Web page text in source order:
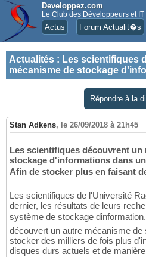
Developpez.com
Le Club des Développeurs et IT
Actus Forum Actualit�s
Actualités : Les scientifiques
mécanisme de stockage
Répondre à la
Stan Adkens, le 26/09/2018 à 21h45
Les scientifiques découvrent un
stockage d'informations dans
Afin de stocker plus en faisant de
Les scientifiques de l'Université
dernier, les résultats de leurs
système de stockage
découvert un autre mécanisme
stocker des milliers de fois plus
disques durs actuels et de